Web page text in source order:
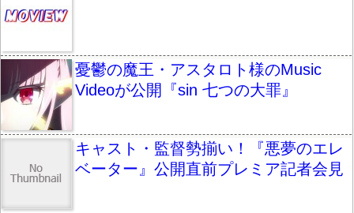
憂鬱の魔王・アスタロト様のMusic
Videoが公開『sin 七つの大罪』
キャスト・監督勢揃い！『悪夢のエレ
ベーター』公開直前プレミア記者会見